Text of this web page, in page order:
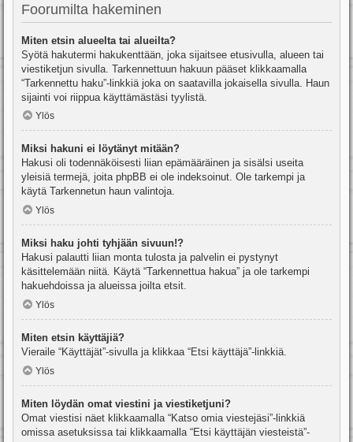
Foorumilta hakeminen
Miten etsin alueelta tai alueilta?
Syötä hakutermi hakukenttään, joka sijaitsee etusivulla, alueen tai
viestiketjun sivulla. Tarkennettuun hakuun pääset klikkaamalla
“Tarkennettu haku”-linkkiä joka on saatavilla jokaisella sivulla. Haun
sijainti voi riippua käyttämästäsi tyylistä.
Ylös
Miksi hakuni ei löytänyt mitään?
Hakusi oli todennäköisesti liian epämääräinen ja sisälsi useita
yleisiä termejä, joita phpBB ei ole indeksoinut. Ole tarkempi ja
käytä Tarkennetun haun valintoja.
Ylös
Miksi haku johti tyhjään sivuun!?
Hakusi palautti liian monta tulosta ja palvelin ei pystynyt
käsittelemään niitä. Käytä “Tarkennettua hakua” ja ole tarkempi
hakuehdoissa ja alueissa joilta etsit.
Ylös
Miten etsin käyttäjiä?
Vieraile “Käyttäjät”-sivulla ja klikkaa “Etsi käyttäjä”-linkkiä.
Ylös
Miten löydän omat viestini ja viestiketjuni?
Omat viestisi näet klikkaamalla “Katso omia viestejäsi”-linkkiä
omissa asetuksissa tai klikkaamalla “Etsi käyttäjän viesteistä”-